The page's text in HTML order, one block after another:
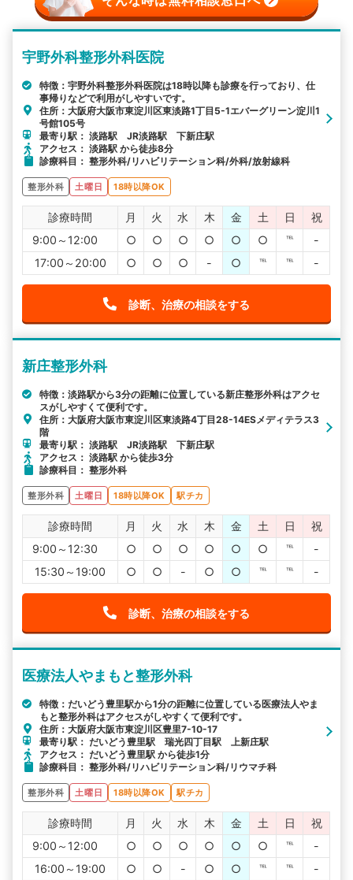
宇野外科整形外科医院
特徴：宇野外科整形外科医院は18時以降も診療を行っており、仕
事帰りなどで利用がしやすいです。
住所：大阪府大阪市東淀川区東淡路1丁目5-1エバーグリーン淀川1
号館105号
最寄り駅： 淡路駅 JR淡路駅 下新庄駅
アクセス： 淡路駅 から徒歩8分
診療科目： 整形外科/リハビリテーション科/外科/放射線科
整形外科 土曜日 18時以降OK
診療時間 月 火 水 木 金 土 日
祝
9:00～12:00
○ ○ ○ ○ ○ ○ ℡
-
17:00～20:00
○ ○ ○ - ○ ℡ ℡ -
診断、治療の相談をする
新庄整形外科
特徴：淡路駅から3分の距離に位置している新庄整形外科はアクセ
スがしやすくて便利です。
住所：大阪府大阪市東淀川区東淡路4丁目28-14ESメディテラス3
階
最寄り駅： 淡路駅 JR淡路駅 下新庄駅
アクセス： 淡路駅 から徒歩3分
診療科目： 整形外科
整形外科 土曜日 18時以降OK 駅チカ
診療時間 月 火 水 木 金 土 日
祝
9:00～12:30
○ ○ ○ ○ ○ ○ ℡
-
15:30～19:00
○ ○ - ○ ○ ℡ ℡ -
診断、治療の相談をする
医療法人やまもと整形外科
特徴：だいどう豊里駅から1分の距離に位置している医療法人やま
もと整形外科はアクセスがしやすくて便利です。
住所：大阪府大阪市東淀川区豊里7-10-17
最寄り駅： だいどう豊里駅 瑞光四丁目駅 上新庄駅
アクセス： だいどう豊里駅 から徒歩1分
診療科目： 整形外科/リハビリテーション科/リウマチ科
整形外科 土曜日 18時以降OK 駅チカ
診療時間 月 火 水 木 金 土 日
祝
9:00～12:00
○ ○ ○ ○ ○ ○ ℡
-
16:00～19:00
○ ○ - ○ ○ ℡ ℡ -